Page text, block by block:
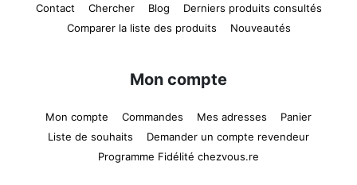
Contact
Chercher Blog
Derniers produits consultés
Comparer la liste des produits
Nouveautés
Mon compte
Mon compte Commandes Mes adresses
Panier
Liste de souhaits
Demander un compte revendeur
Programme Fidélité chezvous.re